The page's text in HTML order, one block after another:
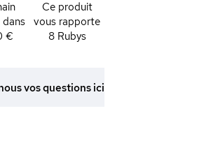
dans
€
Ce produit
vous rapporte
8Rubys
vos questions ici